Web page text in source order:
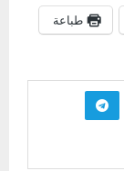
طباعة